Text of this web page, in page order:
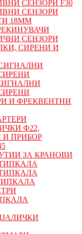
СЕНЗОРИ F30
СЕНЗОРИ
18ММ
СЕНЗОРИ
СИРЕНИ И
И ФРЕКВЕНТНИ
Ф22,
ПРИБОР
ЗА КРАНОВИ